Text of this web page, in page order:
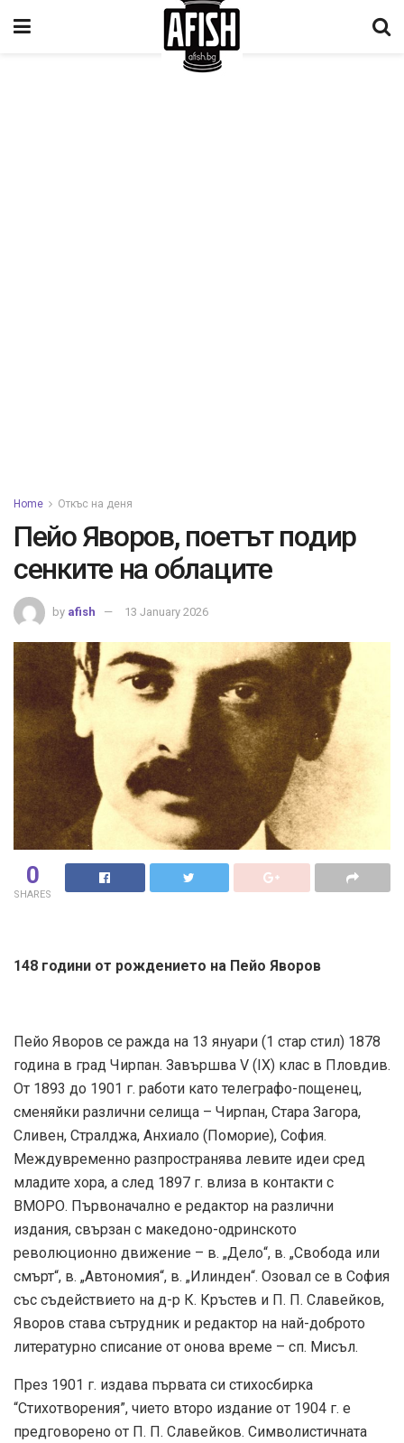
Home Откъс на деня
Пейо Яворов, поетът подир
сенките на облаците
by afish 13 January 2026
0
SHARES
148 години от рождението на Пейо Яворов
Пейо Яворов се ражда на 13 януари (1 стар стил) 1878
година в град Чирпан. Завършва V (IX) клас в Пловдив.
От 1893 до 1901 г. работи като телеграфо-пощенец,
сменяйки различни селища – Чирпан, Стара Загора,
Сливен, Стралджа, Анхиало (Поморие), София.
Междувременно разпространява левите идеи сред
младите хора, а след 1897 г. влиза в контакти с
ВМОРО. Първоначално е редактор на различни
издания, свързан с македоно-одринското
революционно движение – в. „Дело“, в. „Свобода или
смърт“, в. „Автономия“, в. „Илинден“. Озовал се в София
със съдействието на д-р К. Кръстев и П. П. Славейков,
Яворов става сътрудник и редактор на най-доброто
литературно списание от онова време – сп. Мисъл.
През 1901 г. издава първата си стихосбирка
“Стихотворения”, чието второ издание от 1904 г. е
предговорено от П. П. Славейков. Символистичната